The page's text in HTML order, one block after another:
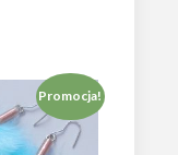
Promocja!